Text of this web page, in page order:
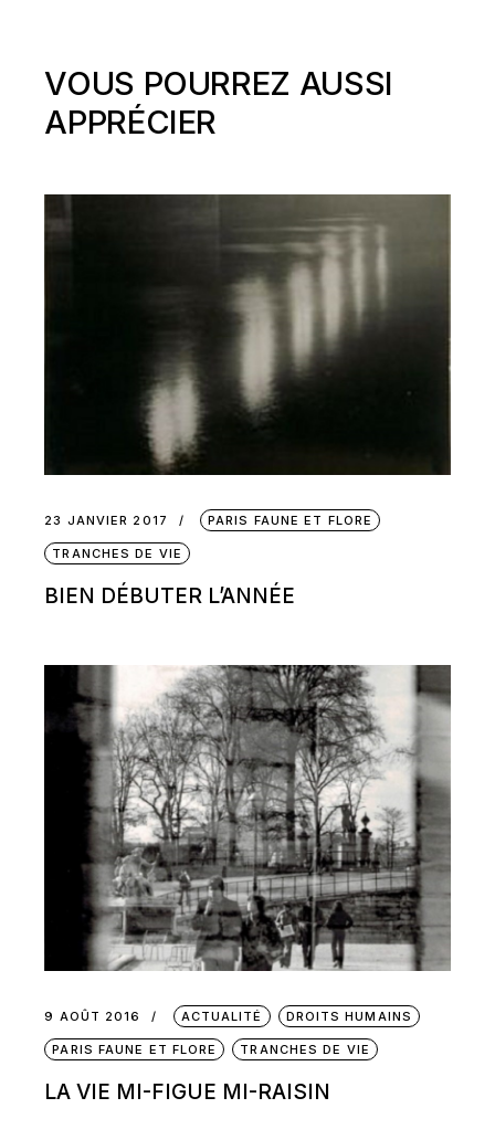
VOUS POURREZ AUSSI
APPRÉCIER
23 JANVIER 2017 PARIS FAUNE ET FLORE
TRANCHES DE VIE
BIEN DÉBUTER L’ANNÉE
9 AOÛT 2016 ACTUALITÉ DROITS HUMAINS
PARIS FAUNE ET FLORE TRANCHES DE VIE
LA VIE MI-FIGUE MI-RAISIN